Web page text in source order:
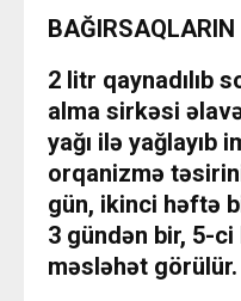
2 litr qaynadılıb
alma sirkəsi
yağı ilə yağlayıb
orqanizmə
gün, ikinci həftə
3 gündən bir, 5-
məsləhət görülür.